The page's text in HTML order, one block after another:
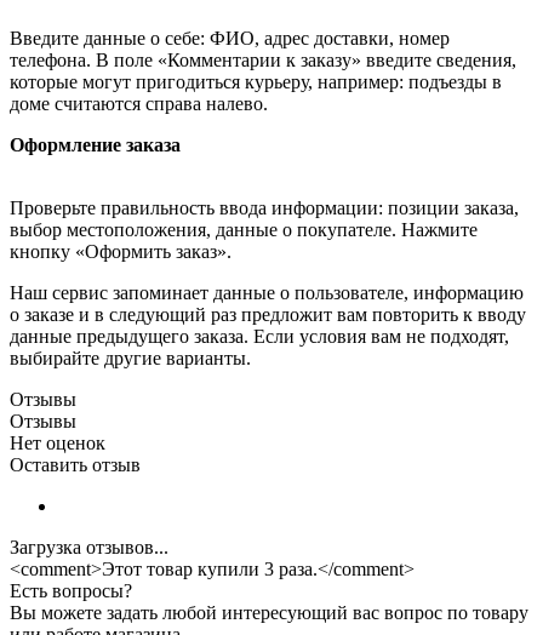
Введите данные о себе: ФИО, адрес доставки, номер
телефона. В поле «Комментарии к заказу» введите сведения,
которые могут пригодиться курьеру, например: подъезды в
доме считаются справа налево.
Оформление заказа
Проверьте правильность ввода информации: позиции заказа,
выбор местоположения, данные о покупателе. Нажмите
кнопку «Оформить заказ».
Наш сервис запоминает данные о пользователе, информацию
о заказе и в следующий раз предложит вам повторить к вводу
данные предыдущего заказа. Если условия вам не подходят,
выбирайте другие варианты.
Отзывы
Отзывы
Нет оценок
Оставить отзыв
Загрузка отзывов...
<comment>Этот товар купили 3 раза.</comment>
Есть вопросы?
Вы можете задать любой интересующий вас вопрос по товару